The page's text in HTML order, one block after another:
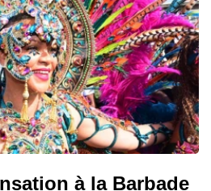
à la Barbade